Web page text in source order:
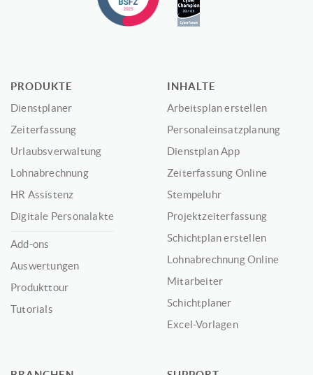
PRODUKTE
Dienstplaner
Zeiterfassung
Urlaubsverwaltung
Lohnabrechnung
HR Assistenz
Digitale Personalakte
Add-ons
Auswertungen
Produkttour
Tutorials
INHALTE
Arbeitsplan erstellen
Personaleinsatzplanung
Dienstplan App
Zeiterfassung Online
Stempeluhr
Projektzeiterfassung
Schichtplan erstellen
Lohnabrechnung Online
Mitarbeiter
Schichtplaner
Excel-Vorlagen